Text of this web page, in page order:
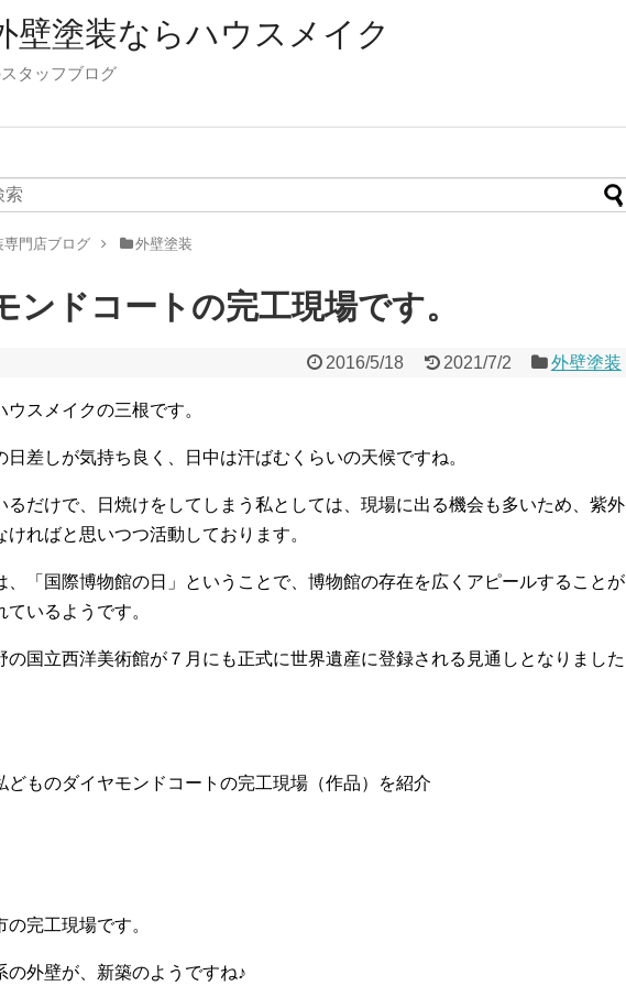
壁塗装ならハウスメイク
タッフブログ
門店ブログ 外壁塗装
ンドコートの完工現場です。
2016/5/18 2021/7/2 外壁塗装
ウスメイクの三根です。
日差しが気持ち良く、日中は汗ばむくらいの天候ですね。
るだけで、日焼けをしてしまう私としては、現場に出る機会も多いため、紫外
ければと思いつつ活動しております。
、「国際博物館の日」ということで、博物館の存在を広くアピールすることが
ているようです。
の国立西洋美術館が７月にも正式に世界遺産に登録される見通しとなりました
どものダイヤモンドコートの完工現場（作品）を紹介
の完工現場です。
の外壁が、新築のようですね♪